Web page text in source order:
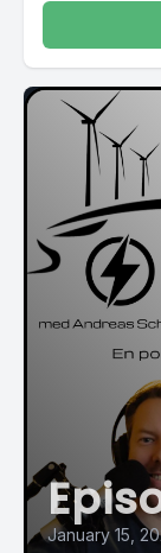
January 15,